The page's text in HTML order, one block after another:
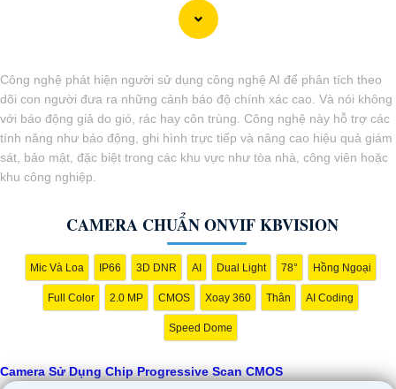
Công nghệ phát hiện người sử dụng công nghệ AI để phân tích theo
dõi con người đưa ra những cảnh báo độ chính xác cao. Và nói không
với báo động giả do gió, rác hay côn trùng. Công nghệ này hỗ trợ các
tính năng như báo động, ghi hình trực tiếp và nâng cao hiệu quả giám
sát, bảo mật, đặc biệt trong các khu vực như tòa nhà, công viên hoặc
khu công nghiệp.
CAMERA CHUẨN ONVIF KBVISION
Mic Và Loa IP66 3D DNR AI Dual Light 78° Hồng Ngoại
Full Color 2.0 MP CMOS Xoay 360 Thân AI Coding
Speed Dome
Camera Sử Dụng Chip Progressive Scan CMOS